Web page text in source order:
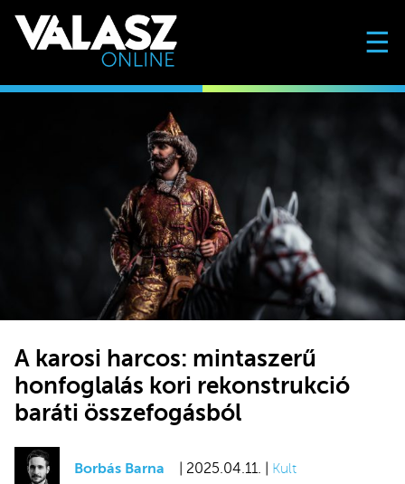
☰
A karosi harcos: mintaszerű
honfoglalás kori rekonstrukció
baráti összefogásból
Borbás Barna | 2025.04.11. | Kult